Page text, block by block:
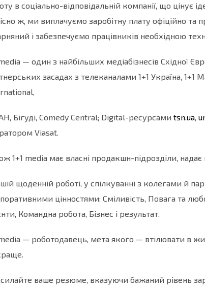
в соціально-відповідальній компанії, що цінує
ж, ми виплачуємо заробітну плату офіційно
і забезпечуємо працівників необхідною
— один з найбільших медіабізнесів Східної
засадах з телеканалами 1+1 Україна,
Бігуді, Comedy Central; Digital-ресурсами tsn.ua,
Viasat.
1+1 media має власні продакшн-підрозділи,
щоденній роботі, у спілкуванні з колегами й
цінностями: Сміливість, Повага та
Командна робота, Бізнес і результат.
— роботодавець, мета якого — втілювати в
ваше резюме, вказуючи бажаний рівень